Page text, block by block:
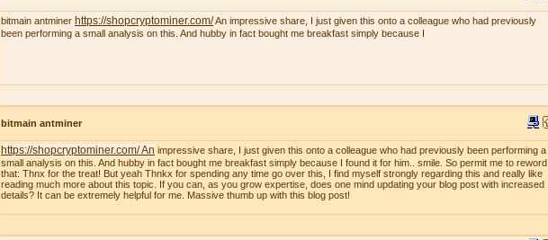
bitmain antminer https://shopcryptominer.com/An impressive share, I just given this onto a colleague who had previously
been performing a small analysis on this. And hubby in fact bought me breakfast simply because I
bitmain antminer
https://shopcryptominer.com/ An impressive share, I just given this onto a colleague who had previously been performing a
small analysis on this. And hubby in fact bought me breakfast simply because I found it for him.. smile. So permit me to reword
that: Thnx for the treat! But yeah Thnkx for spending any time go over this, I find myself strongly regarding this and really like
reading much more about this topic. If you can, as you grow expertise, does one mind updating your blog post with increased
details? It can be extremely helpful for me. Massive thumb up with this blog post!